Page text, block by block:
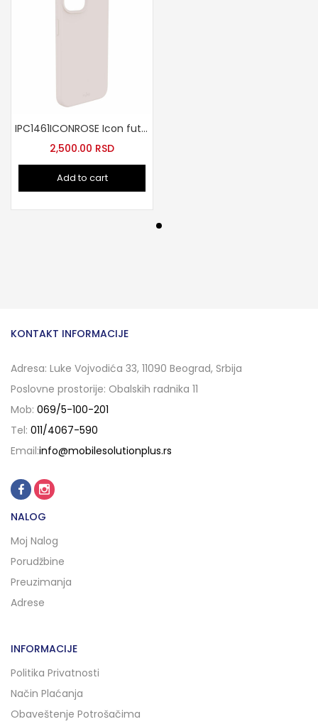
IPC1461ICONROSE Icon futrola za iPhone 14 roze
2,500.00 RSD
Add to cart
KONTAKT INFORMACIJE
Adresa: Luke Vojvodića 33, 11090 Beograd, Srbija
Poslovne prostorije: Obalskih radnika 11
Mob: 069/5-100-201
Tel: 011/4067-590
Email:info@mobilesolutionplus.rs
NALOG
Moj Nalog
Porudžbine
Preuzimanja
Adrese
INFORMACIJE
Politika Privatnosti
Način Plaćanja
Obaveštenje Potrošačima